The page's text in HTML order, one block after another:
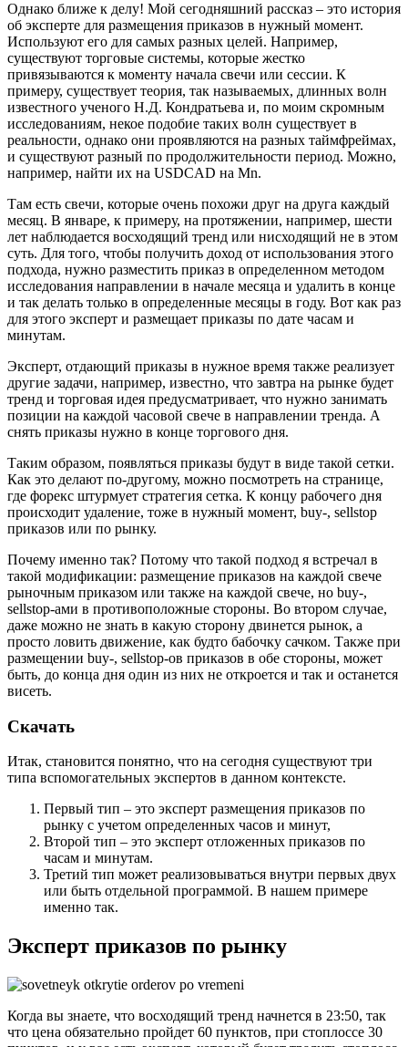
Однако ближе к делу! Мой сегодняшний рассказ – это история
об эксперте для размещения приказов в нужный момент.
Используют его для самых разных целей. Например,
существуют торговые системы, которые жестко
привязываются к моменту начала свечи или сессии. К
примеру, существует теория, так называемых, длинных волн
известного ученого Н.Д. Кондратьева и, по моим скромным
исследованиям, некое подобие таких волн существует в
реальности, однако они проявляются на разных таймфреймах,
и существуют разный по продолжительности период. Можно,
например, найти их на USDCAD на Mn.
Там есть свечи, которые очень похожи друг на друга каждый
месяц. В январе, к примеру, на протяжении, например, шести
лет наблюдается восходящий тренд или нисходящий не в этом
суть. Для того, чтобы получить доход от использования этого
подхода, нужно разместить приказ в определенном методом
исследования направлении в начале месяца и удалить в конце
и так делать только в определенные месяцы в году. Вот как раз
для этого эксперт и размещает приказы по дате часам и
минутам.
Эксперт, отдающий приказы в нужное время также реализует
другие задачи, например, известно, что завтра на рынке будет
тренд и торговая идея предусматривает, что нужно занимать
позиции на каждой часовой свече в направлении тренда. А
снять приказы нужно в конце торгового дня.
Таким образом, появляться приказы будут в виде такой сетки.
Как это делают по-другому, можно посмотреть на странице,
где форекс штурмует стратегия сетка. К концу рабочего дня
происходит удаление, тоже в нужный момент, buy-, sellstop
приказов или по рынку.
Почему именно так? Потому что такой подход я встречал в
такой модификации: размещение приказов на каждой свече
рыночным приказом или также на каждой свече, но buy-,
sellstop-ами в противоположные стороны. Во втором случае,
даже можно не знать в какую сторону двинется рынок, а
просто ловить движение, как будто бабочку сачком. Также при
размещении buy-, sellstop-ов приказов в обе стороны, может
быть, до конца дня один из них не откроется и так и останется
висеть.
Скачать
Итак, становится понятно, что на сегодня существуют три
типа вспомогательных экспертов в данном контексте.
Первый тип – это эксперт размещения приказов по
рынку с учетом определенных часов и минут,
Второй тип – это эксперт отложенных приказов по
часам и минутам.
Третий тип может реализовываться внутри первых двух
или быть отдельной программой. В нашем примере
именно так.
Эксперт приказов по рынку
Когда вы знаете, что восходящий тренд начнется в 23:50, так
что цена обязательно пройдет 60 пунктов, при стоплоссе 30